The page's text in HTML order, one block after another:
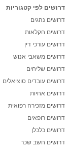
דרושים לפי קטגוריות
דרושים נהגים
דרושים חקלאות
דרושים עורכי דין
דרושים משאבי אנוש
דרושים שליחים
דרושים עובדים סוציאלים
דרושים אחיות
דרושים מזכירה רפואית
דרושים רופאים
דרושים כלכלן
דרושים חשב שכר